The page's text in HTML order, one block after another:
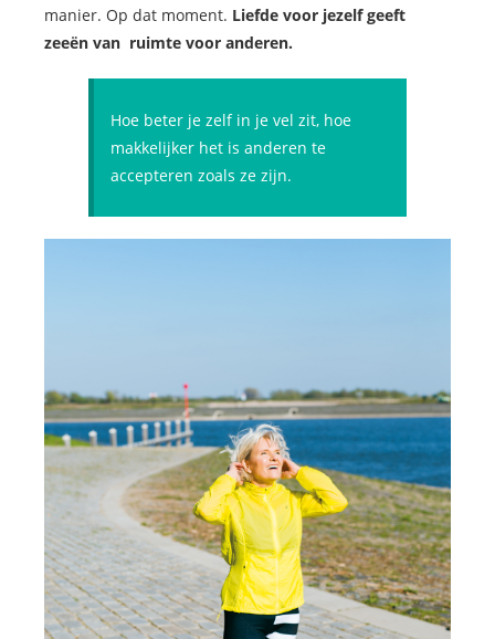
manier. Op dat moment. Liefde voor jezelf geeft
zeeën van ruimte voor anderen.
Hoe beter je zelf in je vel zit, hoe
makkelijker het is anderen te
accepteren zoals ze zijn.